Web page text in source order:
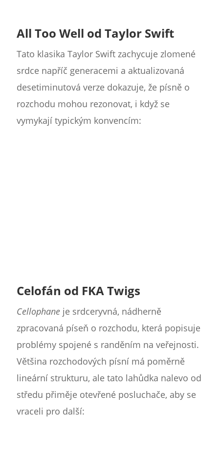
All Too Well od Taylor Swift
Tato klasika Taylor Swift zachycuje zlomené
srdce napříč generacemi a aktualizovaná
desetiminutová verze dokazuje, že písně o
rozchodu mohou rezonovat, i když se
vymykají typickým konvencím:
Celofán od FKA Twigs
Cellophaneje srdceryvná, nádherně
zpracovaná píseň o rozchodu, která popisuje
problémy spojené s randěním na veřejnosti.
Většina rozchodových písní má poměrně
lineární strukturu, ale tato lahůdka nalevo od
středu přiměje otevřené posluchače, aby se
vraceli pro další: